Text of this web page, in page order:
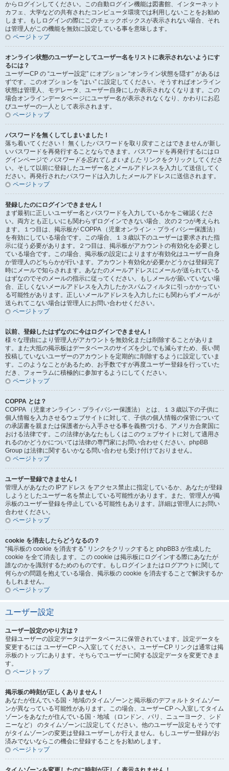
からログインしてください。この自動ログイン機能は図書館、インターネット
カフェ、大学などの共有されたコンピュータ環境では利用しないことをお勧め
します。もしログインの際にこのチェックボックスが表示されない場合、それ
は管理人がこの機能を無効に設定している事を意味します。
ページトップ
オンライン状態のユーザーとしてユーザー名をリストに表示されないようにす
るには？
ユーザーCP の “ユーザー設定” にオプション “オンライン状態を隠す” があるは
ずです。このオプションを “はい” に設定してください。そうすればオンライン
状態は管理人、モデレータ、ユーザー自身にしか表示されなくなります。この
場合オンラインデータページにユーザー名が表示されなくなり、かわりにお忍
びユーザーの一人として表示されます。
ページトップ
パスワードを無くしてしまいました！
落ち着いてください！ 無くしたパスワードを取り戻すことはできませんが新し
いパスワードを再発行することならできます。パスワードを再発行するにはロ
グインページで パスワードを忘れてしまいました リンクをクリックしてくださ
い。そして以前に登録したユーザー名とメールアドレスを入力して送信してく
ださい。再発行されたパスワードは入力したメールアドレスに送信されます。
ページトップ
登録したのにログインできません！
まず最初に正しいユーザー名とパスワードを入力しているかをご確認くださ
い。両方とも正しいにも関わらずログインできない場合、次の２つが考えられ
ます。１つ目は、掲示板が COPPA （児童オンライン・プライバシー保護法）
を有効にしている場合です。この場合、１３歳以下のユーザーは要求された指
示に従う必要があります。２つ目は、掲示板がアカウントの有効化を必要とし
ている場合です。この場合、掲示板の設定によりますが有効化はユーザー自身
か管理人のどちらかが行います。アカウント有効化が必要かどうかは登録完了
時にメールで知らされます。あなたのメールアドレスにメールが送られている
はずなのでそのメールの指示に従ってください。もしメールが届いていない場
合、正しくないメールアドレスを入力したかスパムフィルタに引っかかってい
る可能性があります。正しいメールアドレスを入力したにも関わらずメールが
送られてこない場合は管理人にお問い合わせください。
ページトップ
以前、登録したはずなのに今はログインできません！
様々な理由により管理人がアカウントを無効化または削除することがありま
す。また大抵の掲示板はデータベースのサイズを少しでも減らすため、長い間
投稿していないユーザーのアカウントを定期的に削除するように設定していま
す。このようなことがあるため、お手数ですが再度ユーザー登録を行っていた
だき、フォーラムに積極的に参加するようにしてください。
ページトップ
COPPA とは？
COPPA （児童オンライン・プライバシー保護法） とは、１３歳以下の子供に
個人情報を入力させるウェブサイトに対して、子供の個人情報の保管について
の承諾書を親または保護者から入手させる事を義務づける、アメリカ合衆国に
おける法律です。この法律があなたもしくはこのウェブサイトに対して適用さ
れるのかどうかについては法律の専門家にお問い合わせください。phpBB
Group は法律に関するいかなる問い合わせも受け付けておりません。
ページトップ
ユーザー登録できません！
管理人があなたの IPアドレス をアクセス禁止に指定しているか、あなたが登録
しようとしたユーザー名を禁止している可能性があります。また、管理人が掲
示板のユーザー登録を停止している可能性もあります。詳細は管理人にお問い
合わせください。
ページトップ
cookie を消去したらどうなるの？
“掲示板の cookie を消去する” リンクをクリックすると phpBB3 が生成した
cookie を全て消去します。この cookie は掲示板にログインする際にあなたが
誰なのかを識別するためのものです。もしログインまたはログアウトに関して
何らかの問題を抱えている場合、掲示板の cookie を消去することで解決するか
もしれません。
ページトップ
ユーザー設定
ユーザー設定のやり方は？
登録ユーザーの設定データはデータベースに保管されています。設定データを
変更するには ユーザーCP へ入室してください。ユーザーCP リンクは通常は掲
示板のトップにあります。そちらでユーザーに関する設定データを変更できま
す。
ページトップ
掲示板の時刻が正しくありません！
あなたが住んでいる国・地域のタイムゾーンと掲示板のデフォルトタイムゾー
ンが異なっている可能性があります。この場合、ユーザーCP へ入室してタイム
ゾーンをあなたが住んでいる国・地域 （ロンドン、パリ、ニューヨーク、シド
ニーなど） のタイムゾーンに設定してください。他のユーザー設定もそうです
がタイムゾーンの変更は登録ユーザーしか行えません。もしユーザー登録がお
済みでないならこの機会に登録することをお勧めします。
ページトップ